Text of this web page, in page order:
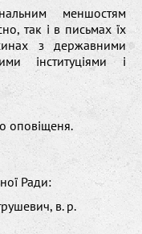
меншостям
так і в письмах їх
з державними
інституціями і
оповіщеня.
Ради:
в. р.